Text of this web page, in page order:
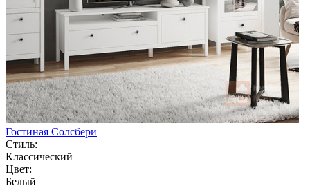
Гостиная Солсбери
Стиль:
Классический
Цвет:
Белый